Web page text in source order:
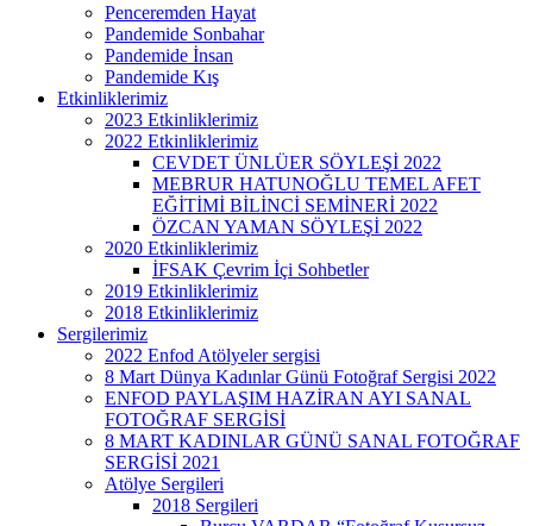
Penceremden Hayat
Pandemide Sonbahar
Pandemide İnsan
Pandemide Kış
Etkinliklerimiz
2023 Etkinliklerimiz
2022 Etkinliklerimiz
CEVDET ÜNLÜER SÖYLEŞİ 2022
MEBRUR HATUNOĞLU TEMEL AFET
EĞİTİMİ BİLİNCİ SEMİNERİ 2022
ÖZCAN YAMAN SÖYLEŞİ 2022
2020 Etkinliklerimiz
İFSAK Çevrim İçi Sohbetler
2019 Etkinliklerimiz
2018 Etkinliklerimiz
Sergilerimiz
2022 Enfod Atölyeler sergisi
8 Mart Dünya Kadınlar Günü Fotoğraf Sergisi 2022
ENFOD PAYLAŞIM HAZİRAN AYI SANAL
FOTOĞRAF SERGİSİ
8 MART KADINLAR GÜNÜ SANAL FOTOĞRAF
SERGİSİ 2021
Atölye Sergileri
2018 Sergileri